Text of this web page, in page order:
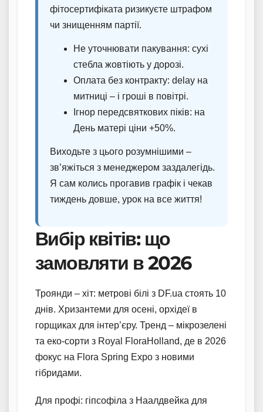
фітосертифіката ризикуєте штрафом
чи знищенням партії.
Не уточнювати пакування: сухі
стебла жовтіють у дорозі.
Оплата без контракту: delay на
митниці – і гроші в повітрі.
Ігнор передсвяткових піків: на
День матері ціни +50%.
Виходьте з цього розумнішими –
зв’яжіться з менеджером заздалегідь.
Я сам колись прогавив графік і чекав
тиждень довше, урок на все життя!
Вибір квітів: що
замовляти в 2026
Троянди – хіт: метрові білі з DF.ua стоять 10
днів. Хризантеми для осені, орхідеї в
горщиках для інтер’єру. Тренд – мікрозелені
та еко-сорти з Royal FloraHolland, де в 2026
фокус на Flora Spring Expo з новими
гібридами.
Для профі: гіпсофіла з Наалдвейка для